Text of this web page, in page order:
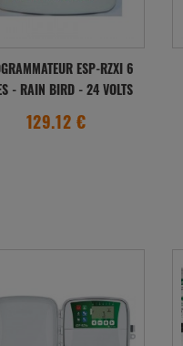
ESP-RZXI 6
- RAIN BIRD - 24 VOLTS
129.12 €